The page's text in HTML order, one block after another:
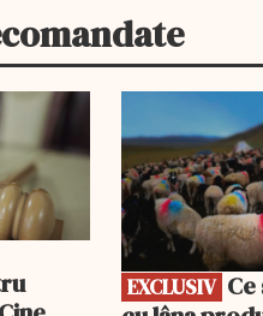
EXCLUSIV
EXCLUSIV